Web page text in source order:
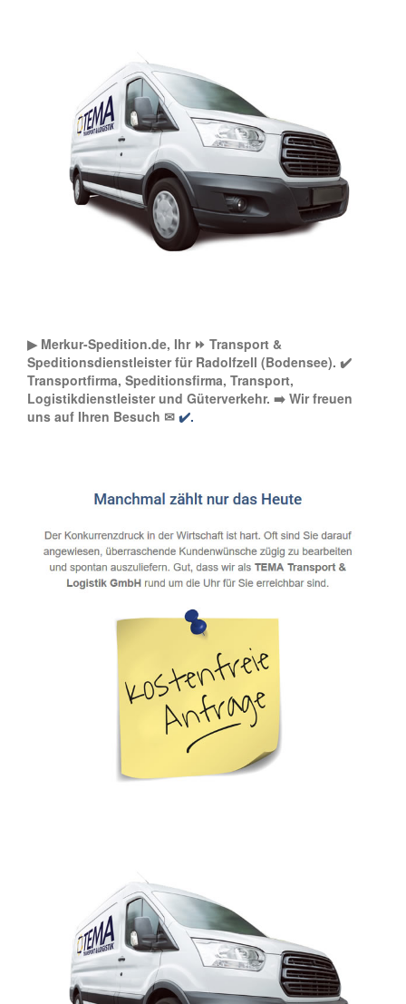
▶︎ Merkur-Spedition.de, Ihr ⏩ Transport &
Speditionsdienstleister für Radolfzell (Bodensee). ✔️
Transportfirma, Speditionsfirma, Transport,
Logistikdienstleister und Güterverkehr. ➡️ Wir freuen
uns auf Ihren Besuch ✉ ✔️.